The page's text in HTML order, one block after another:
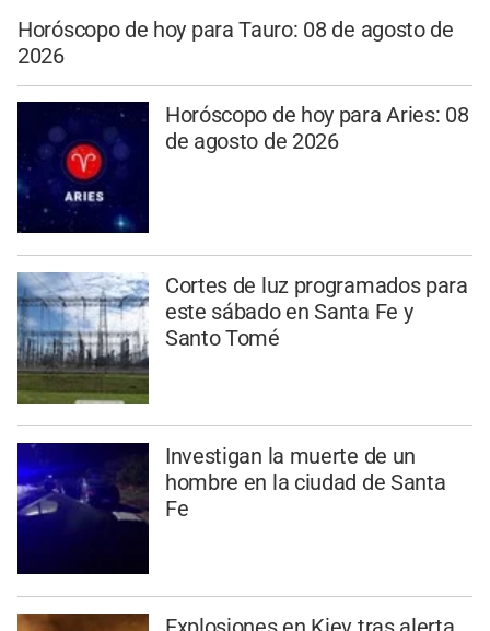
Horóscopo de hoy para Tauro: 08 de agosto de
2026
Horóscopo de hoy para Aries: 08
de agosto de 2026
Cortes de luz programados para
este sábado en Santa Fe y
Santo Tomé
Investigan la muerte de un
hombre en la ciudad de Santa
Fe